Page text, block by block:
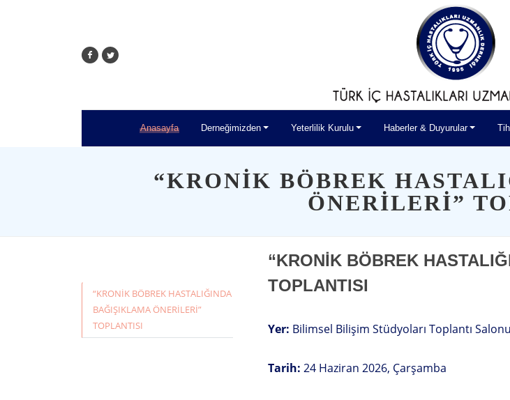
Anasayfa Derneğimizden Yeterlilik Kurulu Haberler & Duyurular
“KRONİK BÖBREK
ÖNERİLERİ”
“KRONİK BÖBREK HASTALIĞINDA
BAĞIŞIKLAMA ÖNERİLERİ”
TOPLANTISI
“KRONİK BÖBREK
TOPLANTISI
Yer: Bilimsel Bilişim Stüdyoları Toplantı
Tarih: 24 Haziran 2026, Çarşamba